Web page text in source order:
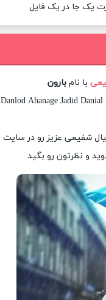
یک جا در یک فایل
با نام بارون
Danlod Ahanage Jadid
شفیعی عزیز رو در سایت
و نظرتون رو بگید